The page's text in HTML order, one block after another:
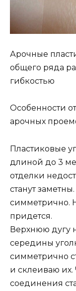
Арочные
общего ряда
гибкостью
Особенности
арочных
Пластиковые
длиной до 3
отделки
станут
симметрично.
придется.
Верхнюю дугу
середины
симметрично
и склеиваю их.
соединения